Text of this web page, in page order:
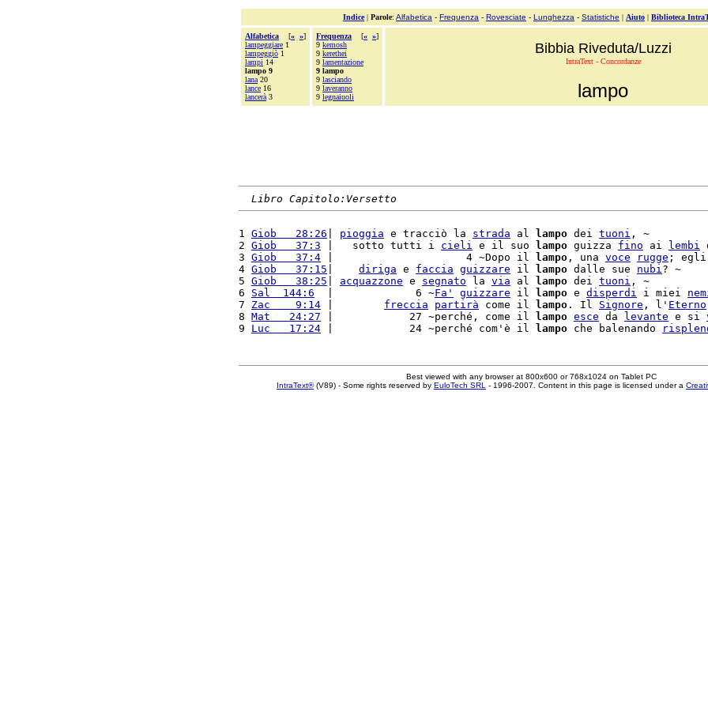
Indice| Parole: Alfabetica - Frequenza - Rovesciate - Lunghezza - Statistiche | Aiuto | Biblioteca
Alfabetica [« »]
lampeggiare 1
lampeggiò 1
lampi 14
lampo 9
lana 20
lance 16
lancerà 3
Frequenza [« »]
9 kemosh
9 kerethei
9 lamentazione
9 lampo
9 lasciando
9 laveranno
9 legnaiuoli
Bibbia Riveduta/Luzzi
IntraText - Concordanze
lampo
Libro Capitolo:Versetto
1 Giob   28:26 pioggia e tracciò la strada al lampo dei tuoni , ~
2 Giob   37:3 |   sotto tutti i cieli e il suo lampo guizza fino ai lembi
3 Giob   37:4 |                     4 ~Dopo il lampo , una voce rugge ; egli
4 Giob   37:15 diriga e faccia guizzare il lampo dalle sue nubi? ~
5 Giob   38:25 acquazzone e segnato la via al lampo dei tuoni , ~
6 Sal  144:6
  |             6 ~
Fa' guizzare il lampo e disperdi i miei
7 Zac    9:14 freccia partirà come il lampo . Il Signore , l' Eterno
8 Mat   24:27 |            27 ~perché, come il lampo esce da levante e si
9 Luc   17:24 |            24 ~perché com'è il lampo che balenando
Best viewed with any browser at 800x600 or 768x1024 on Tablet PC
IntraText®(V89) - Some rights reserved by EuloTech SRL - 1996-2007. Content in this page is licensed under a